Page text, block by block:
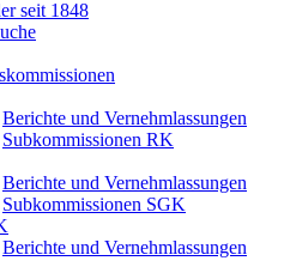
seit 1848
Berichte und Vernehmlassungen
Subkommissionen RK
Berichte und Vernehmlassungen
Subkommissionen SGK
Berichte und Vernehmlassungen